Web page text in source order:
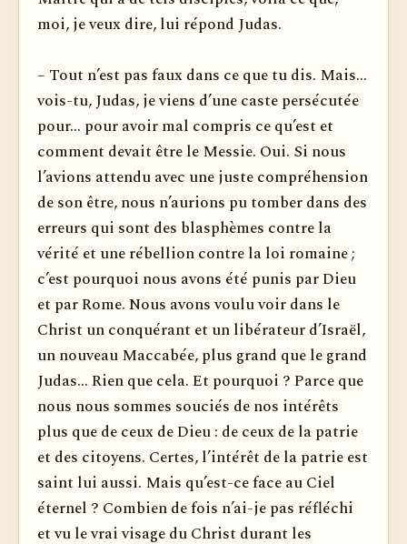
moi, je veux dire, lui répond Judas.
– Tout n’est pas faux dans ce que tu dis. Mais...
vois-tu, Judas, je viens d’une caste persécutée
pour... pour avoir mal compris ce qu’est et
comment devait être le Messie. Oui. Si nous
l’avions attendu avec une juste compréhension
de son être, nous n’aurions pu tomber dans des
erreurs qui sont des blasphèmes contre la
vérité et une rébellion contre la loi romaine ;
c’est pourquoi nous avons été punis par Dieu
et par Rome. Nous avons voulu voir dans le
Christ un conquérant et un libérateur d’Israël,
un nouveau Maccabée, plus grand que le grand
Judas... Rien que cela. Et pourquoi ? Parce que
nous nous sommes souciés de nos intérêts
plus que de ceux de Dieu : de ceux de la patrie
et des citoyens. Certes, l’intérêt de la patrie est
saint lui aussi. Mais qu’est-ce face au Ciel
éternel ? Combien de fois n’ai-je pas réfléchi
et vu le vrai visage du Christ durant les